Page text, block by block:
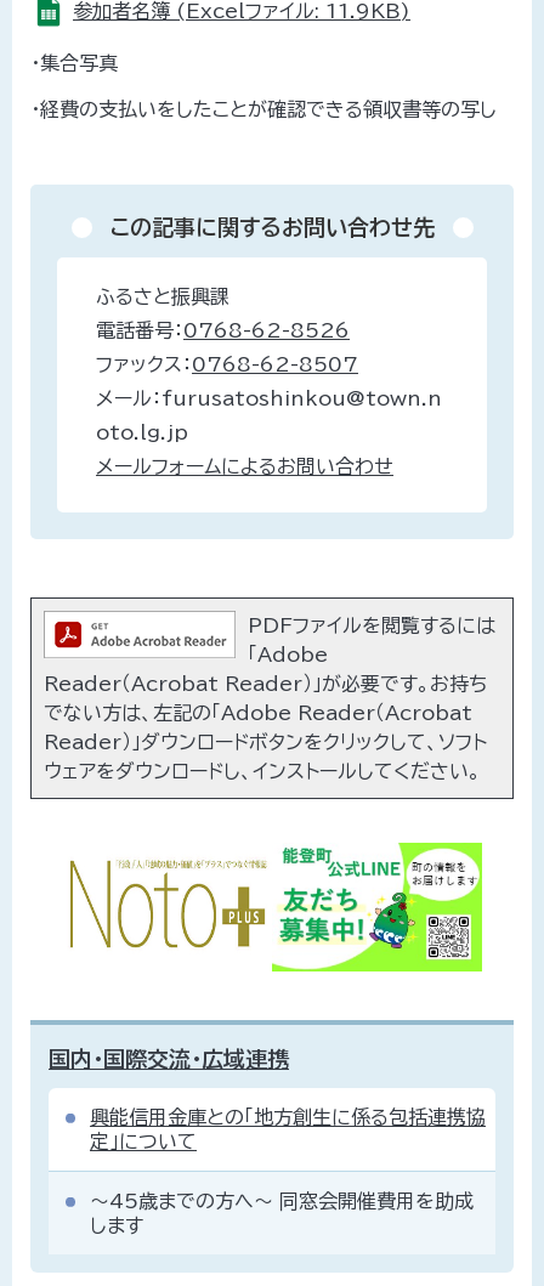
参加者名簿 (Excelファイル: 11.9KB)
・集合写真
・経費の支払いをしたことが確認できる領収書等の写し
この記事に関するお問い合わせ先
ふるさと振興課
電話番号： 0768-62-8526
ファックス： 0768-62-8507
メール：furusatoshinkou@town.n
oto.lg.jp
メールフォームによるお問い合わせ
PDFファイルを閲覧するには
「Adobe
Reader（Acrobat Reader）」が必要です。お持ち
でない方は、左記の「Adobe Reader（Acrobat
Reader）」ダウンロードボタンをクリックして、ソフト
ウェアをダウンロードし、インストールしてください。
国内・国際交流・広域連携
興能信用金庫との「地方創生に係る包括連携協
定」について
～45歳までの方へ～ 同窓会開催費用を助成
します